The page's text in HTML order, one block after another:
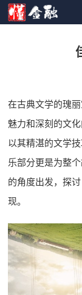
在古典文学的瑰
魅力和深刻的文
以其精湛的文学
乐部分更是为整
的角度出发，探
现。